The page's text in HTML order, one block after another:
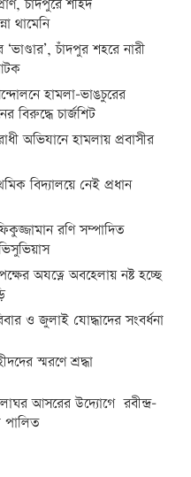
চাঁদপুরে শহিদ
থামেনি
‘ভাণ্ডার’, চাঁদপুর শহরে নারী
হামলা-ভাঙচুরের
বিরুদ্ধে চার্জশিট
অভিযানে হামলায় প্রবাসীর
বিদ্যালয়ে নেই প্রধান
রণি সম্পাদিত
অযত্নে অবহেলায় নষ্ট হচ্ছে
ও জুলাই যোদ্ধাদের সংবর্ধনা
স্মরণে শ্রদ্ধা
আসরের উদ্যোগে রবীন্দ্র-